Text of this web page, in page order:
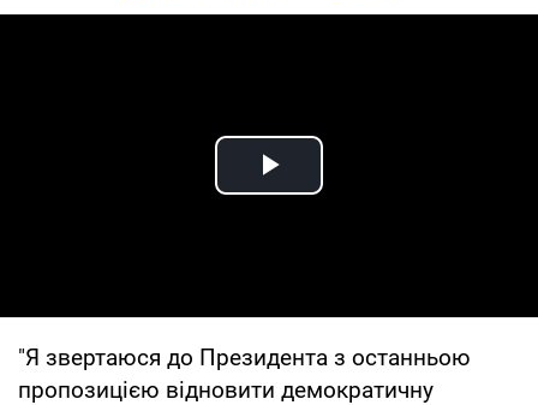
Play Video
"Я звертаюся до Президента з останньою
пропозицією відновити демократичну